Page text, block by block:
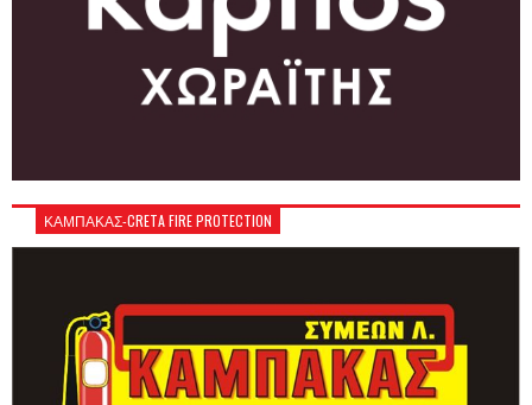
ΚΑΜΠΑΚΑΣ-CRETA FIRE PROTECTION